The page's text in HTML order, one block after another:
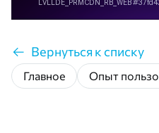
Вернуться к списку
Главное Опыт